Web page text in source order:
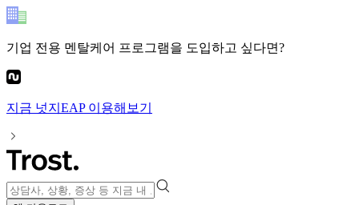
기업 전용 멘탈케어 프로그램을 도입하고 싶다면?
지금 넛지EAP이용해보기